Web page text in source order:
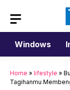
isi
Windows
Home » lifestyle »
Tagihanmu